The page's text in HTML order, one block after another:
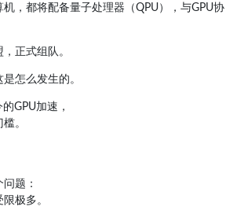
，都将配备量子处理器（QPU），与GPU协
正式组队。
怎么发生的。
GPU加速，
。
题：
极多。